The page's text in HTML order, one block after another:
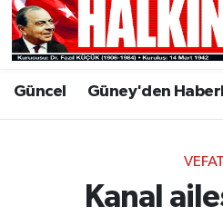
Güncel Güney'den
VEFAT
Kanal
Hava Durumu
Trafik Durumu
Son Dakika Haberleri